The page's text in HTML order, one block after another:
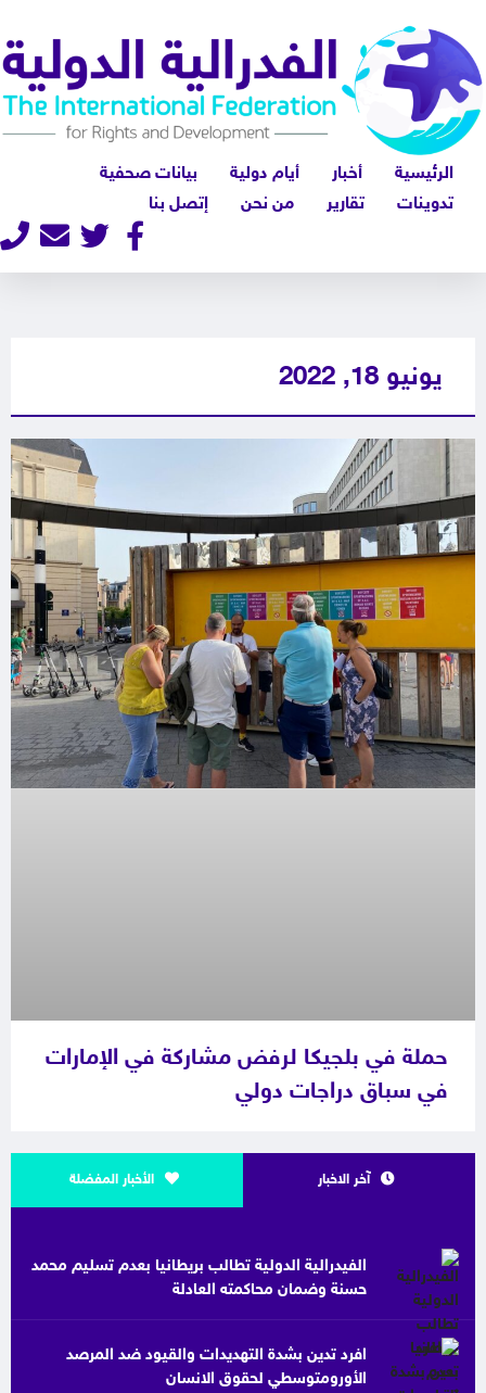
الرئيسية أخبار أيام دولية
بيانات صحفية
تدوينات
تقارير من نحن إتصل بنا
يونيو 18, 2022
حملة في بلجيكا لرفض مشاركة في الإمارات
في سباق دراجات دولي
آخر الاخبار الأخبار المفضلة
الفيدرالية الدولية تطالب بريطانيا بعدم تسليم محمد
حسنة وضمان محاكمته العادلة
افرد تدين بشدة التهديدات والقيود ضد المرصد
الأورومتوسطي لحقوق الانسان